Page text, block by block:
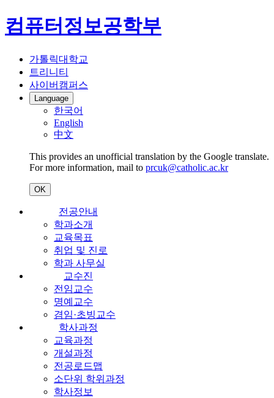
컴퓨터정보공학부
가톨릭대학교
트리니티
사이버캠퍼스
Language
한국어
English
中文
This provides an unofficial translation by the Google translate.
For more information, mail to prcuk@catholic.ac.kr
OK
전공안내
학과소개
교육목표
취업 및 진로
학과 사무실
교수진
전임교수
명예교수
겸임·초빙교수
학사과정
교육과정
개설과정
전공로드맵
소단위 학위과정
학사정보